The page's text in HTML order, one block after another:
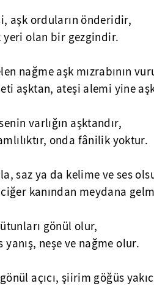
aşk orduların önderidir,
yeri olan bir gezgindir.
nağme aşk mızrabının
aşktan, ateşi alemi yine
varlığın aşktandır,
onda fânilik yoktur.
saz ya da kelime ve ses
ciğer kanından meydana
gönül olur,
yanış, neşe ve nağme olur.
açıcı, şiirim göğüs